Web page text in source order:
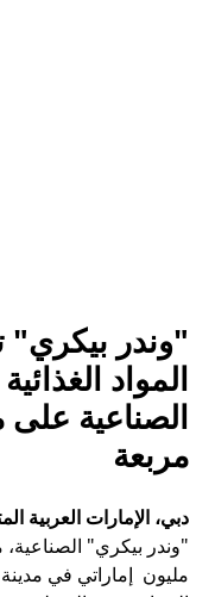
"وندر بيكري"
المواد
مربعة
دبي، الإمارات العربية المتحدة، 15
مليون إماراتي في مدينة